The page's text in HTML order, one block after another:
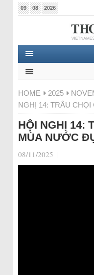
09 08 2026
HOME 2025
NGHỊ 14: TRÂU
HỘI NGHỊ 14:
MÙA NƯỚC
08/11/2025 |